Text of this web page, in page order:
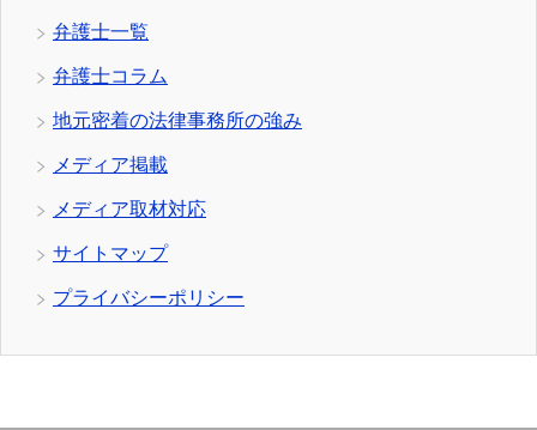
弁護士一覧
弁護士コラム
地元密着の法律事務所の強み
メディア掲載
メディア取材対応
サイトマップ
プライバシーポリシー